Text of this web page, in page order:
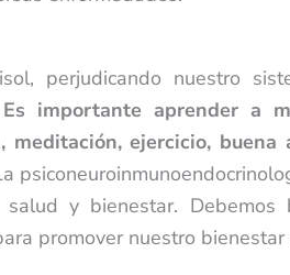
perjudicando nuestro
Es importante aprender a
ejercicio, buena
y bienestar. Debemos
promover nuestro